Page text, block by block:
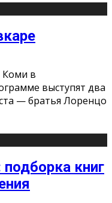
Коми в
выступят два
— братья Лоренцо
книг